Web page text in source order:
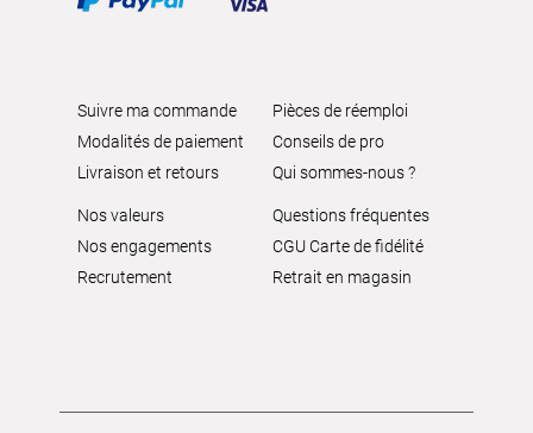
Suivre ma commande
Modalités de paiement
Livraison et retours
Pièces de réemploi
Conseils de pro
Qui sommes-nous ?
Nos valeurs
Nos engagements
Recrutement
Questions fréquentes
CGU Carte de fidélité
Retrait en magasin